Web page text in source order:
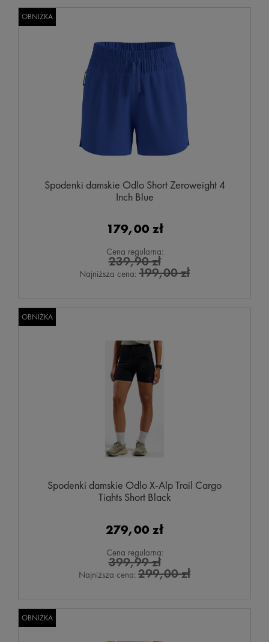
Spodenki damskie Odlo Short Zeroweight 4
Inch Blue
179,00 zł
Cena regularna:
239,90 zł
Najniższa cena: 199,00 zł
OBNIŻKA
Spodenki damskie Odlo X-Alp Trail Cargo
Tights Short Black
279,00 zł
Cena regularna:
399,99 zł
Najniższa cena: 299,00 zł
OBNIŻKA
OBNIŻKA